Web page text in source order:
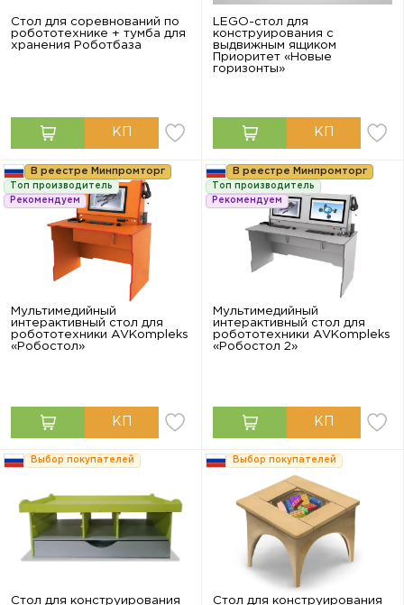
Стол для соревнований по
робототехнике + тумба для
хранения Роботбаза
LEGO-стол для
конструирования с
выдвижным ящиком
Приоритет «Новые
горизонты»
В реестре Минпромторг
Топ производитель
Рекомендуем
Мультимедийный
интерактивный стол для
робототехники AVKompleks
«Робостол»
В реестре Минпромторг
Топ производитель
Рекомендуем
Мультимедийный
интерактивный стол для
робототехники AVKompleks
«Робостол 2»
Выбор покупателей
Стол для конструирования
Выбор покупателей
Стол для конструирования